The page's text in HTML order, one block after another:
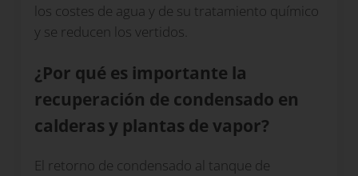
los costes de agua y de su tratamiento químico
y se reducen los vertidos.
¿Por qué es importante la
recuperación de condensado en
calderas y plantas de vapor?
El retorno de condensado al tanque de